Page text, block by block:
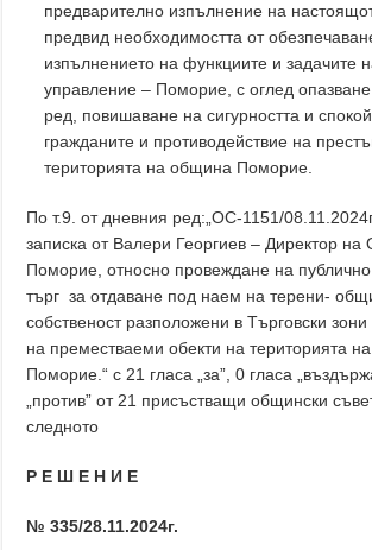
предварително изпълнение на
предвид необходимостта от
изпълнението на функциите и задачите
управление – Поморие, с оглед
ред, повишаване на сигурността и
гражданите и противодействие на
територията на община Поморие.
По т.9. от дневния ред:„ОС-1151/
записка от Валери Георгиев – Директор
Поморие, относно провеждане на
търг за отдаване под наем на терени-
собственост разположени в Търговски
на преместваеми обекти на територията
Поморие.“ с 21 гласа „за”, 0 гласа
„против” от 21 присъстващи общински
следното
Р Е Ш Е Н И Е
№ 335/28.11.2024г.